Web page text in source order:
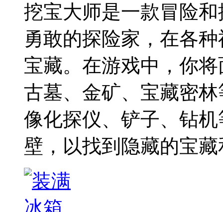
挖宝大师是一款冒险
勇敢的探险家，在各
宝藏。在游戏中，你
古墓、金矿、宝藏密
像化探仪、铲子、钻
壁，以找到隐藏的宝